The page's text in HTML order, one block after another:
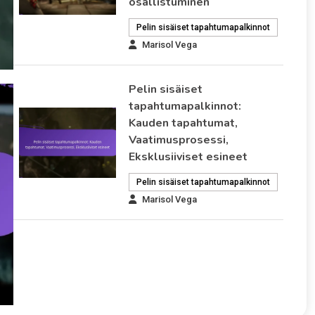
Pelin sisäiset tapahtumapalkinnot
Marisol Vega
Pelin sisäiset
tapahtumapalkinnot:
Kauden tapahtumat,
Vaatimusprosessi,
Eksklusiiviset esineet
Pelin sisäiset tapahtumapalkinnot
Marisol Vega